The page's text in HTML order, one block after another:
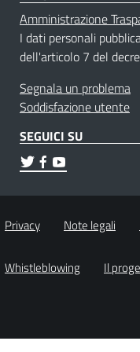
Amministrazione
I dati personali
dell'articolo 7 del
Segnala un problema
Soddisfazione utente
SEGUICI SU
Privacy Note legali
Whistleblowing Il